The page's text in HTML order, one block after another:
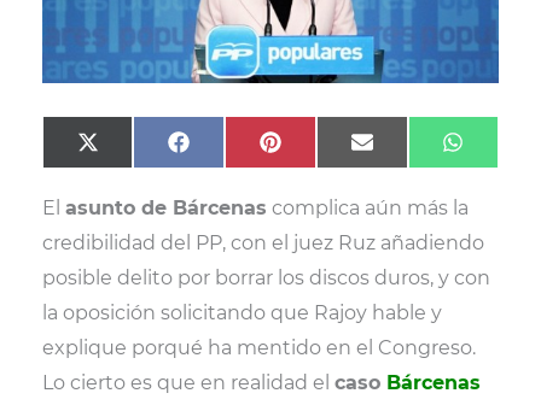
Compartir
en
X
(
w
t
t
e
r
)
Compartir
en
F
a
e
b
o
k
Compartir
en
P
i
t
e
r
e
s
t
Compartir
en
E
m
i
en
W
h
t
s
A
p
El asunto de Bárcenas complica aún más la
credibilidad del PP, con el juez Ruz añadiendo
posible delito por borrar los discos duros, y con
la oposición solicitando que Rajoy hable y
explique porqué ha mentido en el Congreso.
Lo cierto es que en realidad el caso Bárcenas